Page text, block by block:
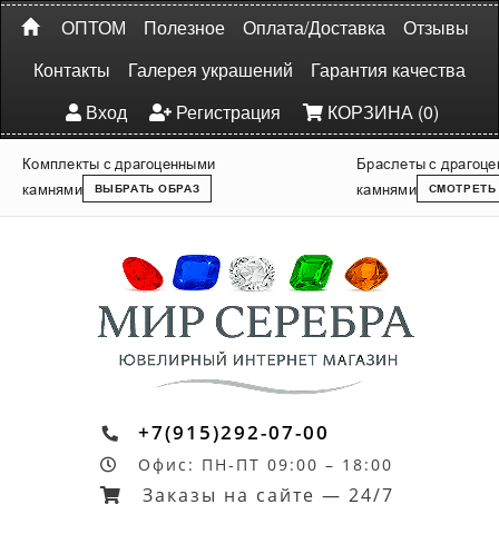
ОПТОМ Полезное Оплата/Доставка
Отзывы
Контакты
Галерея украшений
Гарантия качества
Вход
Регистрация КОРЗИНА (0)
Комплекты с драгоценными
камнями
ВЫБРАТЬ ОБРАЗ
Браслеты с
камнями
СМОТРЕТЬ
+7(915)292-07-00
Офис: ПН-ПТ 09:00 – 18:00
Заказы на сайте — 24/7